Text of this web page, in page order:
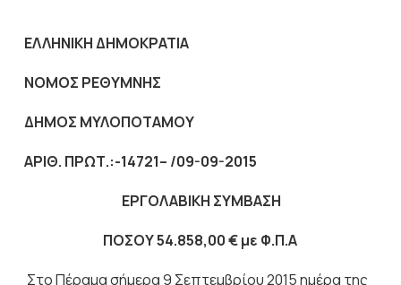
ΕΛΛΗΝΙΚΗ ΔΗΜΟΚΡΑΤΙΑ
ΝΟΜΟΣ ΡΕΘΥΜΝΗΣ
ΔΗΜΟΣ ΜΥΛΟΠΟΤΑΜΟΥ
ΑΡΙΘ. ΠΡΩΤ.:-14721– /09-09-2015
ΕΡΓΟΛΑΒΙΚΗ ΣΥΜΒΑΣΗ
ΠΟΣΟΥ54.858,00 € με Φ.Π.Α
Στο Πέραμα σήμερα 9 Σεπτεμβρίου 2015 ημέρα της